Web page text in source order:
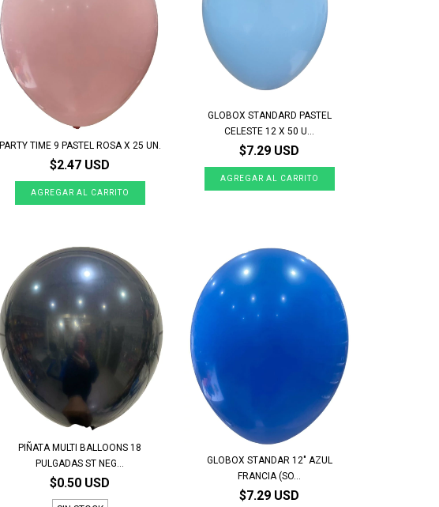
PARTY TIME 9 PASTEL ROSA X 25 UN.
$2.47 USD
GLOBOX STANDARD PASTEL
CELESTE 12 X 50 U...
$7.29 USD
PIÑATA MULTI BALLOONS 18
PULGADAS ST NEG...
$0.50 USD
GLOBOX STANDAR 12" AZUL
FRANCIA (SO...
$7.29 USD